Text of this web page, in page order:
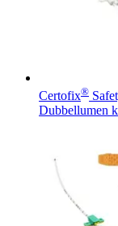
Certofix®
Dubbellumen